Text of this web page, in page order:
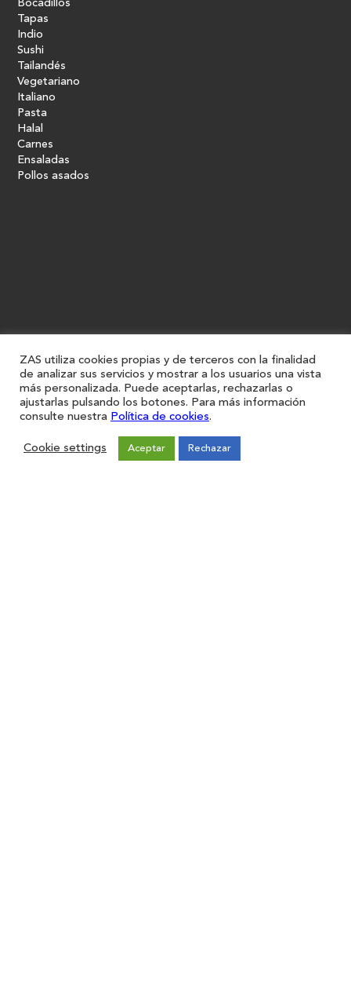
Bocadillos
Tapas
Indio
Sushi
Tailandés
Vegetariano
Italiano
Pasta
Halal
Carnes
Ensaladas
Pollos asados
ZAS utiliza cookies propias y de terceros con la finalidad
de analizar sus servicios y mostrar a los usuarios una vista
más personalizada. Puede aceptarlas, rechazarlas o
ajustarlas pulsando los botones. Para más información
consulte nuestra Política de cookies.
Cookie settings Aceptar Rechazar